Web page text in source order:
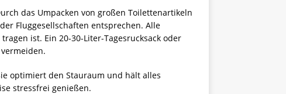
das Umpacken von großen Toilettenartikeln
Fluggesellschaften entsprechen. Alle
ist. Ein 20-30-Liter-Tagesrucksack oder
optimiert den Stauraum und hält alles
stressfrei genießen.